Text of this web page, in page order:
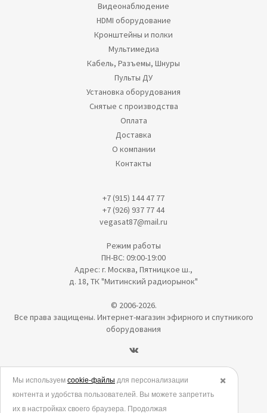
Видеонаблюдение
HDMI оборудование
Кронштейны и полки
Мультимедиа
Кабель, Разъемы, Шнуры
Пульты ДУ
Установка оборудования
Снятые с производства
Оплата
Доставка
О компании
Контакты
+7 (915) 144 47 77
+7 (926) 937 77 44
vegasat87@mail.ru
Режим работы
ПН-ВС: 09:00-19:00
Адрес: г. Москва, Пятницкое ш.,
д. 18, ТК "Митинский радиорынок"
© 2006-2026.
Все права защищены. Интернет-магазин эфирного и спутникого
оборудования
Политика в отношении обработки персональных данных
Согласие на обработку персональных данных
✖️
Мы используем cookie-файлы для персонализации
контента и удобства пользователей. Вы можете запретить
их в настройках своего браузера. Продолжая